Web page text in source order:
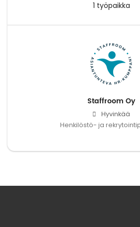
1 työpaikka
Staffroom Oy
Hyvinkää
Henkilöstö- ja